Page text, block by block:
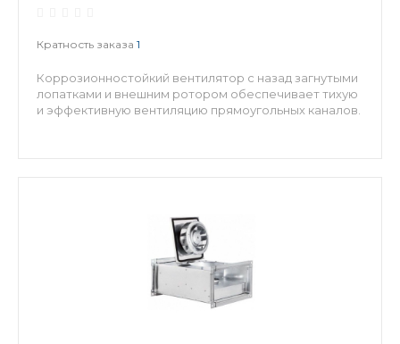
Кратность заказа 1
Коррозионностойкий вентилятор с назад загнутыми
лопатками и внешним ротором обеспечивает тихую
и эффективную вентиляцию прямоугольных каналов.